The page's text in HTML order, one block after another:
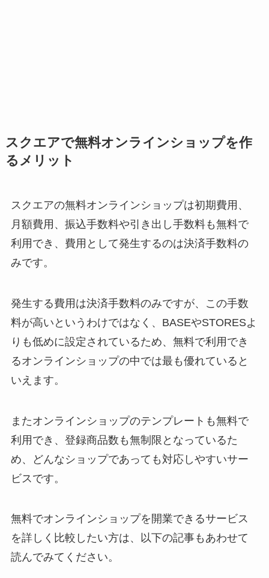
スクエアで無料オンラインショップを作
るメリット
スクエアの無料オンラインショップは初期費用、
月額費用、振込手数料や引き出し手数料も無料で
利用でき、費用として発生するのは決済手数料の
みです。
発生する費用は決済手数料のみですが、この手数
料が高いというわけではなく、BASEやSTORESよ
りも低めに設定されているため、無料で利用でき
るオンラインショップの中では最も優れていると
いえます。
またオンラインショップのテンプレートも無料で
利用でき、登録商品数も無制限となっているた
め、どんなショップであっても対応しやすいサー
ビスです。
無料でオンラインショップを開業できるサービス
を詳しく比較したい方は、以下の記事もあわせて
読んでみてください。